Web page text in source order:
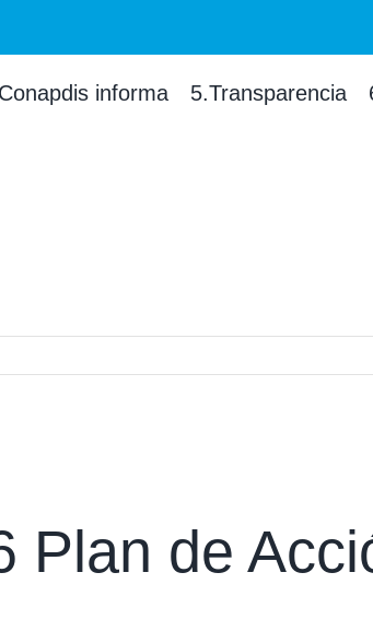
informa 5.Transparencia
Plan de